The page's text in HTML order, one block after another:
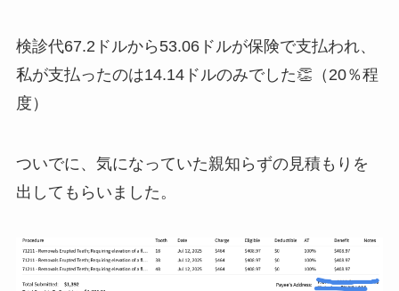
検診代67.2ドルから53.06ドルが保険で支払われ、
私が支払ったのは14.14ドルのみでした👏（20％程
度）
ついでに、気になっていた親知らずの見積もりを
出してもらいました。